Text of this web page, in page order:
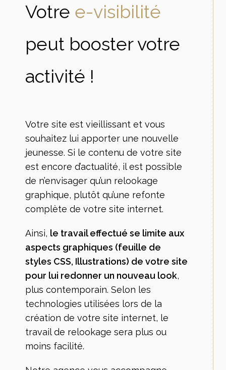
Votre e-visibilité
peut booster votre
activité !
Votre site est vieillissant et vous
souhaitez lui apporter une nouvelle
jeunesse. Si le contenu de votre site
est encore d’actualité, il est possible
de n’envisager qu’un relookage
graphique, plutôt qu’une refonte
complète de votre site internet.
Ainsi, le travail effectué se limite aux
aspects graphiques (feuille de
styles CSS, Illustrations) de votre site
pour lui redonner un nouveau look,
plus contemporain. Selon les
technologies utilisées lors de la
création de votre site internet, le
travail de relookage sera plus ou
moins facilité.